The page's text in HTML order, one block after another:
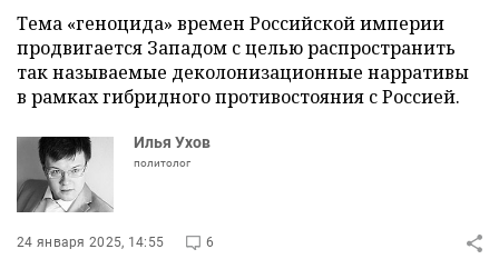
Тема «геноцида» времен Российской империи
продвигается Западом с целью распространить
так называемые деколонизационные нарративы
в рамках гибридного противостояния с Россией.
Илья Ухов
политолог
24 января 2025, 14:55 6